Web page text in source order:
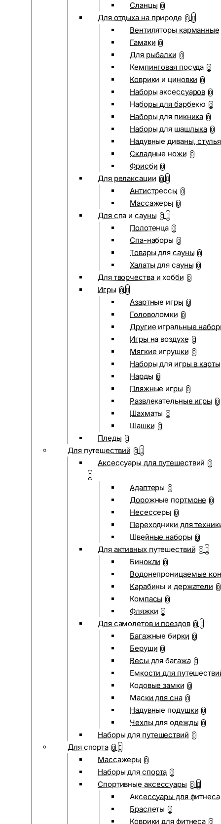
Сланцы 0
Для отдыха на природе 0
Вентиляторы карманные
Гамаки 0
Для рыбалки 0
Кемпинговая посуда 0
Коврики и циновки 0
Наборы аксессуаров 0
Наборы для барбекю 0
Наборы для пикника 0
Наборы для шашлыка 0
Надувные диваны, стулья
Складные ножи 0
Фрисби 0
Для релаксации 0
Антистрессы 0
Массажеры 0
Для спа и сауны 0
Полотенца 0
Спа-наборы 0
Товары для сауны 0
Халаты для сауны 0
Для творчества и хобби 0
Игры 0
Азартные игры 0
Головоломки 0
Другие игральные
Игры на воздухе 0
Мягкие игрушки 0
Наборы для игры в карты
Нарды 0
Пляжные игры 0
Развлекательные игры 0
Шахматы 0
Шашки 0
Пледы 0
Для путешествий 0
Аксессуары для путешествий 0
Адаптеры 0
Дорожные портмоне 0
Несессеры 0
Переходники для
Швейные наборы 0
Для активных путешествий 0
Бинокли 0
Водонепроницаемые
Карабины и держатели 0
Компасы 0
Фляжки 0
Для самолетов и поездов 0
Багажные бирки 0
Беруши 0
Весы для багажа 0
Емкости для
Кодовые замки 0
Маски для сна 0
Надувные подушки 0
Чехлы для одежды 0
Наборы для путешествий 0
Для спорта 0
Массажеры 0
Наборы для спорта 0
Спортивные аксессуары 0
Аксессуары для фитнеса
Браслеты 0
Коврики для фитнеса 0